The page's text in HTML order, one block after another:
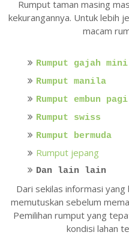
Rumput taman masing
kekurangannya. Untuk lebih
macam
Rumput gajah
Rumput manila
Rumput embun
Rumput swiss
Rumput bermuda
Rumput jepang
Dan lain lain
Dari sekilas informasi yang
memutuskan sebelum
Pemilihan rumput yang
kondisi lahan